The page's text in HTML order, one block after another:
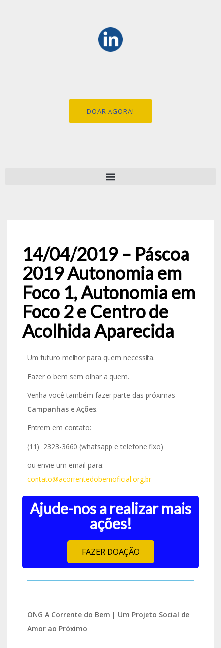
DOAR AGORA!
14/04/2019 – Páscoa
2019 Autonomia em
Foco 1, Autonomia em
Foco 2 e Centro de
Acolhida Aparecida
Um futuro melhor para quem necessita.
Fazer o bem sem olhar a quem.
Venha você também fazer parte das próximas
Campanhas e Ações.
Entrem em contato:
(11) 2323-3660 (whatsapp e telefone fixo)
ou envie um email para:
contato@acorrentedobemoficial.org.br
Ajude-nos a realizar mais
ações!
FAZER DOAÇÃO
ONG A Corrente do Bem | Um Projeto Social de
Amor ao Próximo